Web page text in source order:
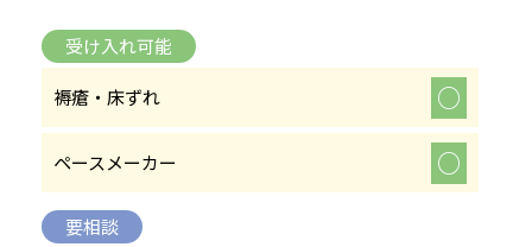
受け入れ可能
褥瘡・床ずれ ○
ペースメーカー ○
要相談